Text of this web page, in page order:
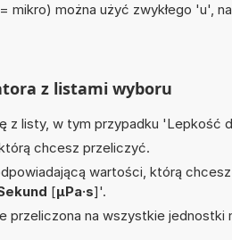
można użyć zwykłego 'u', na
z listami wyboru
z listy, w tym przypadku 'Lepkość
chcesz przeliczyć.
wartości, którą
[µPa·s]'.
przeliczona na wszystkie jednostki